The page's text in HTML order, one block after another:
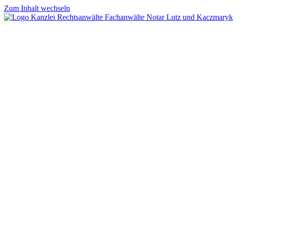
Zum Inhalt wechseln